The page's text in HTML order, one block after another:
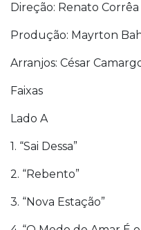
Direção: Renato Corrêa
Produção: Mayrton
Arranjos: César
Faixas
Lado A
1. “Sai Dessa”
2. “Rebento”
3. “Nova Estação”